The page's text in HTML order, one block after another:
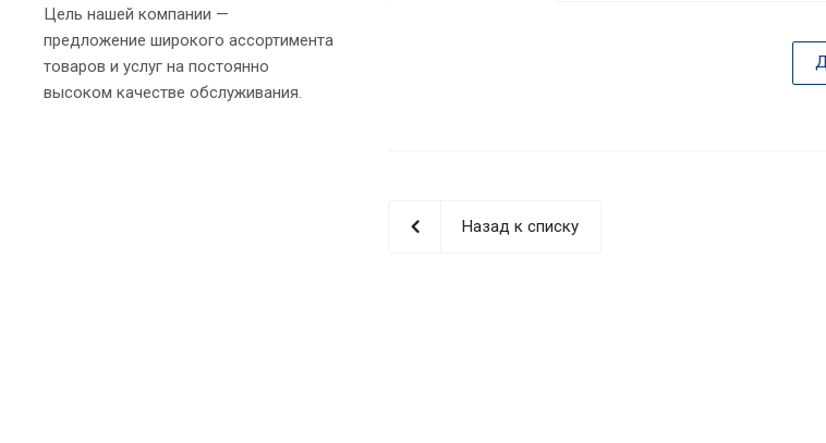
Назад к списку
Цель нашей компании —
предложение широкого ассортимента
товаров и услуг на постоянно
высоком качестве обслуживания.